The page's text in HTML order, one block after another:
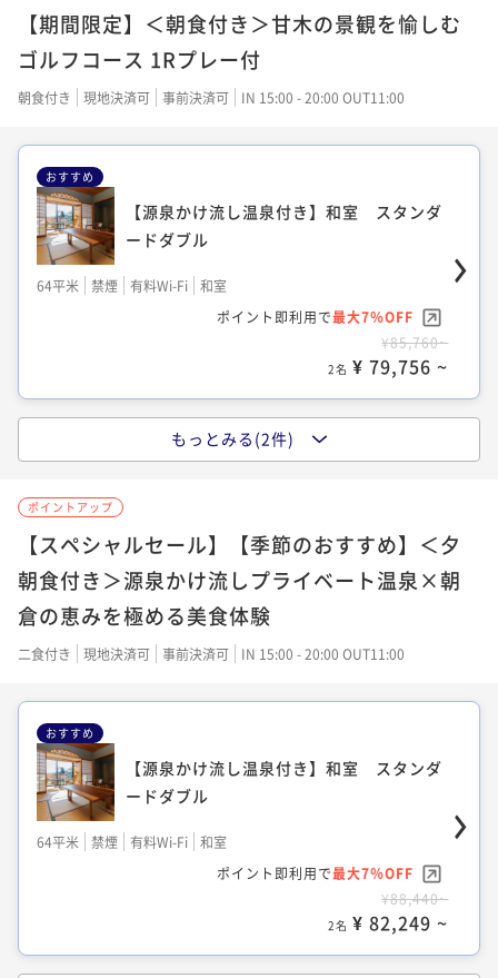
64平米 禁煙 有料Wi-Fi
ツイン
ポイント即利用で
2名 ¥ 71,781 ~
ダードツイン
64平米 禁煙
¥77,184~
¥ 71,781 ~
【期間限定】＜朝食付き＞甘木の景観を愉しむ
ゴルフコース 1Rプレー付
朝食付き 現地決済可 事前決済可 IN 15:00 - 20:00 OUT11:00
おすすめ
【源泉かけ流し温泉付き】和室 スタンダ
ードダブル
64平米 禁煙 有料Wi-Fi
和室
ポイント即利用で最大7％OFF
¥85,760~
2名 ¥ 79,756 ~
【源泉かけ流し温泉付き】和洋室 スタン
64平米 禁煙 無料Wi-Fi
和洋室（ツイン）
ポイント即利用で
最大7％OFF
¥85,760~
64平米 禁煙 有料Wi-Fi
ツイン
2名 ¥ 79,756 ~
もっとみる(2件)
ポイントアップ
【スペシャルセール】【季節のおすすめ】＜夕
朝食付き＞源泉かけ流しプライベート温泉×朝
倉の恵みを極める美食体験
二食付き 現地決済可 事前決済可 IN 15:00 - 20:00 OUT11:00
おすすめ
【源泉かけ流し温泉付き】和室 スタンダ
ードダブル
64平米 禁煙 有料Wi-Fi
和室
ポイント即利用で最大7％OFF
¥88,440~
2名 ¥ 82,249 ~